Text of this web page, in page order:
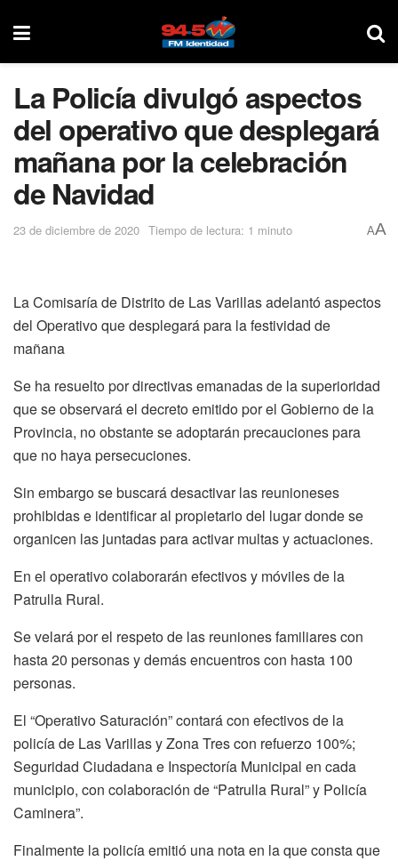
La Policía divulgó aspectos
del operativo que desplegará
mañana por la celebración
de Navidad
23 de diciembre de 2020 Tiempo de lectura: 1 minuto AA
La Comisaría de Distrito de Las Varillas adelantó aspectos
del Operativo que desplegará para la festividad de
mañana
Se ha resuelto por directivas emanadas de la superioridad
que se observará el decreto emitido por el Gobierno de la
Provincia, no obstante se adoptarán precauciones para
que no haya persecuciones.
Sin embargo se buscará desactivar las reunioneses
prohibidas e identificar al propietario del lugar donde se
organicen las juntadas para activar multas y actuaciones.
En el operativo colaborarán efectivos y móviles de la
Patrulla Rural.
Se velará por el respeto de las reuniones familiares con
hasta 20 personas y demás encuentros con hasta 100
personas.
El “Operativo Saturación” contará con efectivos de la
policía de Las Varillas y Zona Tres con refuerzo 100%;
Seguridad Ciudadana e Inspectoría Municipal en cada
municipio, con colaboración de “Patrulla Rural” y Policía
Caminera”.
Finalmente la policía emitió una nota en la que consta que